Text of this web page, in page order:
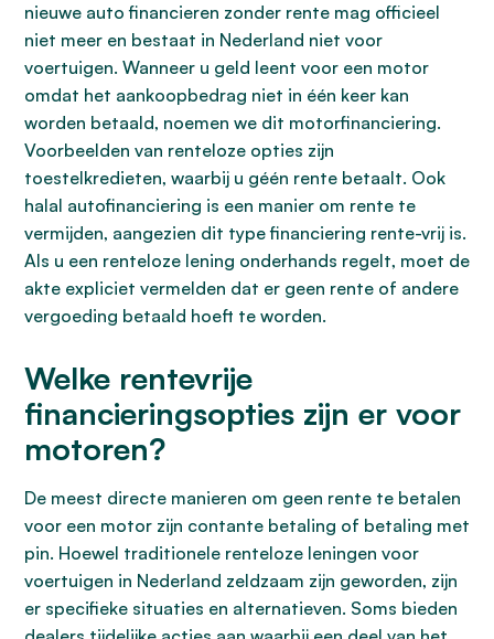
nieuwe auto financieren zonder rente mag officieel
niet meer en bestaat in Nederland niet voor
voertuigen. Wanneer u geld leent voor een motor
omdat het aankoopbedrag niet in één keer kan
worden betaald, noemen we dit motorfinanciering.
Voorbeelden van renteloze opties zijn
toestelkredieten, waarbij u géén rente betaalt. Ook
halal autofinanciering is een manier om rente te
vermijden, aangezien dit type financiering rente-vrij is.
Als u een renteloze lening onderhands regelt, moet de
akte expliciet vermelden dat er geen rente of andere
vergoeding betaald hoeft te worden.
Welke rentevrije
financieringsopties zijn er voor
motoren?
De meest directe manieren om geen rente te betalen
voor een motor zijn contante betaling of betaling met
pin. Hoewel traditionele renteloze leningen voor
voertuigen in Nederland zeldzaam zijn geworden, zijn
er specifieke situaties en alternatieven. Soms bieden